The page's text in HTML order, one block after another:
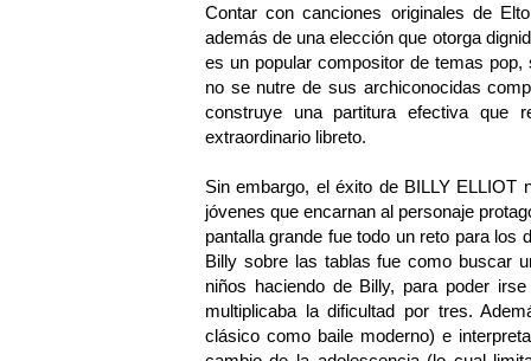
Contar con canciones originales de
además de una elección que otorga
es un popular compositor de temas
no se nutre de sus archiconocidas
construye una partitura efectiva que
extraordinario libreto.
Sin embargo, el éxito de BILLY
jóvenes que encarnan al personaje
pantalla grande fue todo un reto para
Billy sobre las tablas fue como buscar
niños haciendo de Billy, para poder
multiplicaba la dificultad por tres.
clásico como baile moderno) e